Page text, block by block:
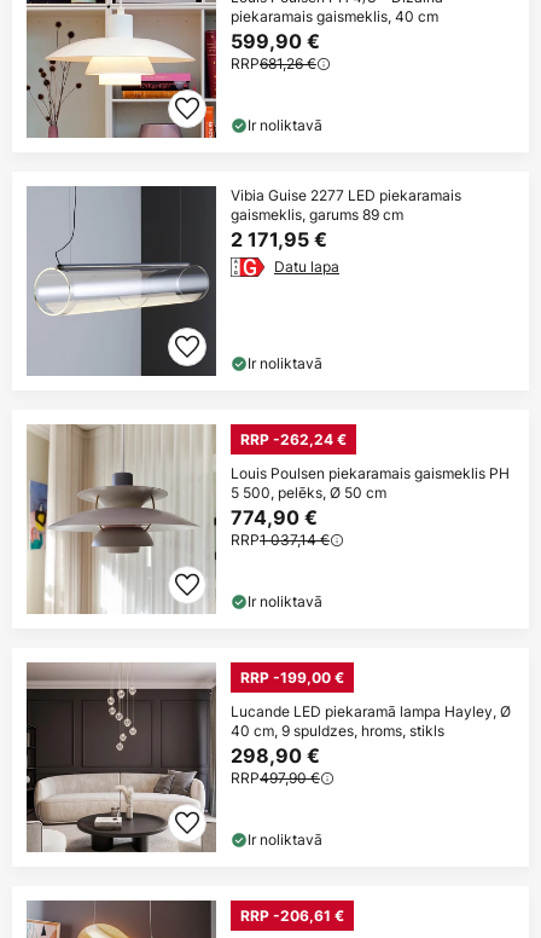
piekaramais gaismeklis, 40 cm
599,90 €
RRP681,26 €
Ir noliktavā
Vibia Guise 2277 LED piekaramais
gaismeklis, garums 89 cm
2 171,95 €
Datu lapa
Ir noliktavā
RRP -262,24 €
Louis Poulsen piekaramais gaismeklis PH
5 500, pelēks, Ø 50 cm
774,90 €
RRP1 037,14 €
Ir noliktavā
RRP -199,00 €
Lucande LED piekaramā lampa Hayley, Ø
40 cm, 9 spuldzes, hroms, stikls
298,90 €
RRP497,90 €
Ir noliktavā
RRP -206,61 €